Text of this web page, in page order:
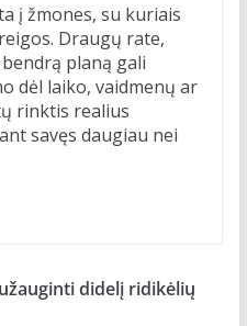
į žmones, su kuriais
Draugų rate,
planą gali
dėl laiko, vaidmenų ar
rinktis realius
savęs daugiau nei
didelį ridikėlių